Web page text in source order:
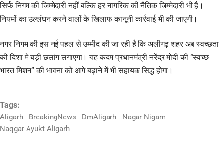
सिर्फ निगम की जिम्मेदारी नहीं बल्कि हर नागरिक की नैतिक जिम्मेदारी भी है।
नियमों का उल्लंघन करने वालों के खिलाफ कानूनी कार्रवाई भी की जाएगी।
नगर निगम की इस नई पहल से उम्मीद की जा रही है कि अलीगढ़ शहर अब स्वच्छता
की दिशा में बड़ी छलांग लगाएगा। यह कदम प्रधानमंत्री नरेंद्र मोदी की “स्वच्छ
भारत मिशन” की भावना को आगे बढ़ाने में भी सहायक सिद्ध होगा।
Tags:
Aligarh BreakingNews DmAligarh
Nagar Nigam
Naqgar Ayukt Aligarh